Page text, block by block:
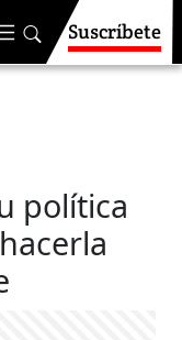
Suscríbete
política